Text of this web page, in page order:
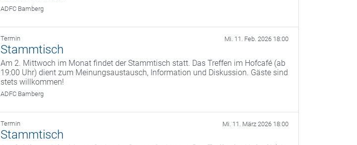
ADFC Bamberg
Termin Mi. 11. Feb. 2026 18:00
Stammtisch
Am 2. Mittwoch im Monat findet der Stammtisch statt. Das Treffen im Hofcafé (ab
19:00 Uhr) dient zum Meinungsaustausch, Information und Diskussion. Gäste sind
stets willkommen!
ADFC Bamberg
Termin Mi. 11. März 2026 18:00
Stammtisch